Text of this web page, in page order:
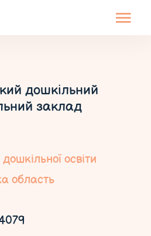
дошкільний
заклад
освіти
область